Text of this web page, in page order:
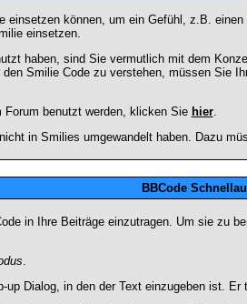
können, um ein Gefühl, z.B.
einsetzen.
haben, sind Sie vermutlich mit dem
Smilie Code zu verstehen, müssen Sie
benutzt werden, klicken Sie hier.
in Smilies umgewandelt haben. Dazu
BBCode
in Ihre Beiträge einzutragen. Um sie zu
.
Dialog, in den der Text einzugeben ist.